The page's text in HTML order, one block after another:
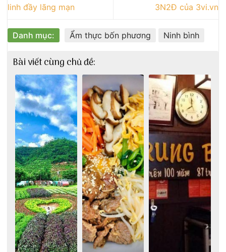
linh đầy lãng mạn
3N2Đ của 3vi.vn
Danh mục: Ẩm thực bốn phương Ninh bình
Bài viết cùng chủ đề: